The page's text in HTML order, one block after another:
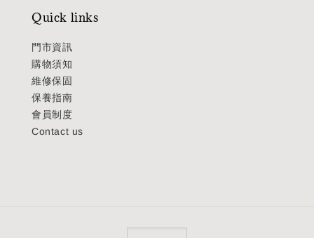
Quick links
門市資訊
購物須知
維修保固
保養指南
會員制度
Contact us